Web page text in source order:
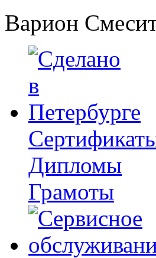
Варион
Дипломы
Грамоты